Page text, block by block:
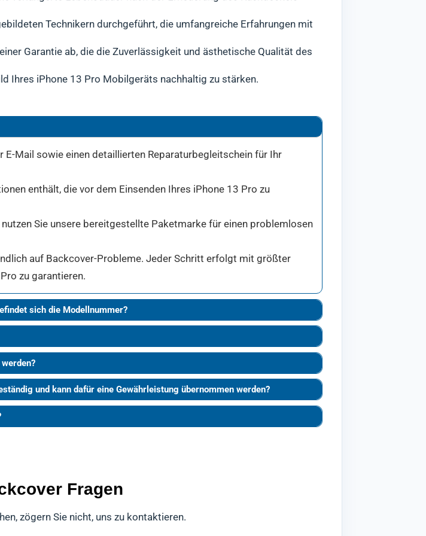
Technikern durchgeführt, die umfangreiche Erfahrungen mit
Garantie ab, die die Zuverlässigkeit und ästhetische Qualität des
Ihres iPhone 13 Pro Mobilgeräts nachhaltig zu stärken.
Mail sowie einen detaillierten Reparaturbegleitschein für Ihr
enthält, die vor dem Einsenden Ihres iPhone 13 Pro zu
Sie unsere bereitgestellte Paketmarke für einen problemlosen
auf Backcover-Probleme. Jeder Schritt erfolgt mit größter
zu garantieren.
sich die Modellnummer?
und kann dafür eine Gewährleistung übernommen werden?
Fragen
zögern Sie nicht, uns zu kontaktieren.